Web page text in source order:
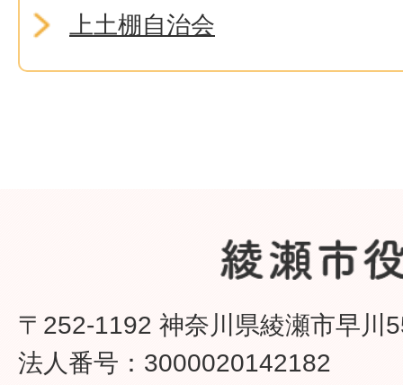
上土棚自治会
〒252-1192 神奈川県綾瀬市早川
法人番号：3000020142182